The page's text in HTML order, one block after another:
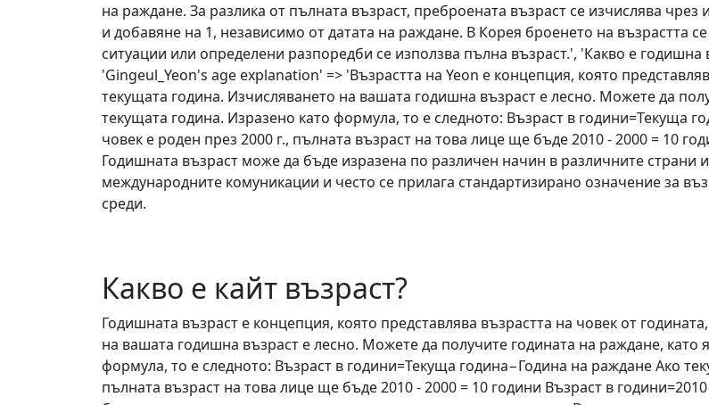
на раждане. За разлика от пълната възраст, преброената възраст се изчислява
и добавяне на 1, независимо от датата на раждане. В Корея броенето на възрастта
ситуации или определени разпоредби се използва пълна възраст.', 'Какво е годишна
'Gingeul_Yeon's age explanation' => 'Възрастта на Yeon е концепция, която
текущата година. Изчисляването на вашата годишна възраст е лесно. Можете да
текущата година. Изразено като формула, то е следното: Възраст в години=Текуща
човек е роден през 2000 г., пълната възраст на това лице ще бъде 2010 - 2000 = 10
Годишната възраст може да бъде изразена по различен начин в различните страни
международните комуникации и често се прилага стандартизирано означение за
среди.
Какво е кайт възраст?
Годишната възраст е концепция, която представлява възрастта на човек от
на вашата годишна възраст е лесно. Можете да получите годината на раждане, като
формула, то е следното: Възраст в години=Текуща година−Година на раждане Ако
пълната възраст на това лице ще бъде 2010 - 2000 = 10 години Възраст в